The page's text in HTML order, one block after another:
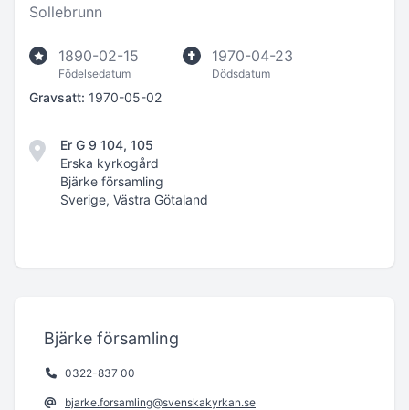
Sollebrunn
1890-02-15
Födelsedatum
1970-04-23
Dödsdatum
Gravsatt: 1970-05-02
Er G 9 104, 105
Erska kyrkogård
Bjärke församling
Sverige, Västra Götaland
Bjärke församling
0322-837 00
bjarke.forsamling@svenskakyrkan.se